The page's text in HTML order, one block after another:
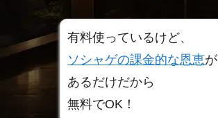
有料使っているけど、
ソシャゲの課金的な恩恵が
あるだけだから
無料でOK！